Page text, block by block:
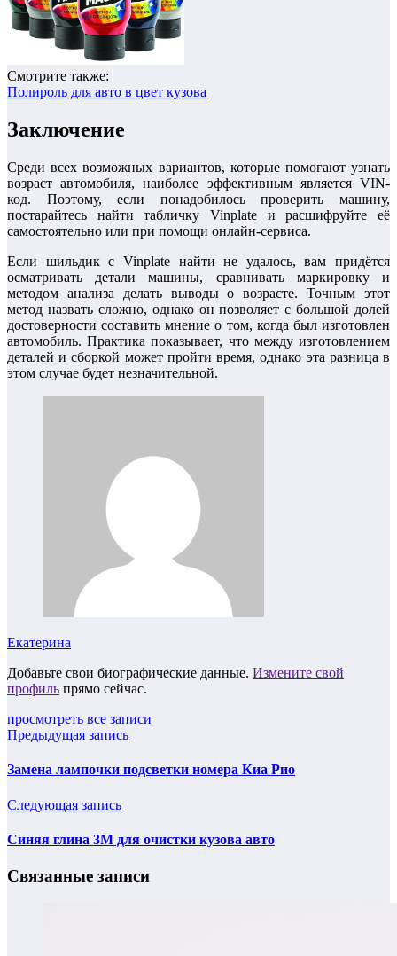
Смотрите также:
Полироль для авто в цвет кузова
Заключение
Среди всех возможных вариантов, которые помогают узнать
возраст автомобиля, наиболее эффективным является VIN-
код. Поэтому, если понадобилось проверить машину,
постарайтесь найти табличку Vinplate и расшифруйте её
самостоятельно или при помощи онлайн-сервиса.
Если шильдик с Vinplate найти не удалось, вам придётся
осматривать детали машины, сравнивать маркировку и
методом анализа делать выводы о возрасте. Точным этот
метод назвать сложно, однако он позволяет с большой долей
достоверности составить мнение о том, когда был изготовлен
автомобиль. Практика показывает, что между изготовлением
деталей и сборкой может пройти время, однако эта разница в
этом случае будет незначительной.
Екатерина
Добавьте свои биографические данные. Измените свой
профиль прямо сейчас.
просмотреть все записи
Предыдущая запись
Замена лампочки подсветки номера Киа Рио
Следующая запись
Синяя глина 3М для очистки кузова авто
Связанные записи